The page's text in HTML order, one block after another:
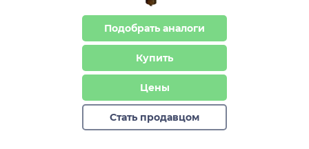
Подобрать аналоги
Купить
Цены
Стать продавцом